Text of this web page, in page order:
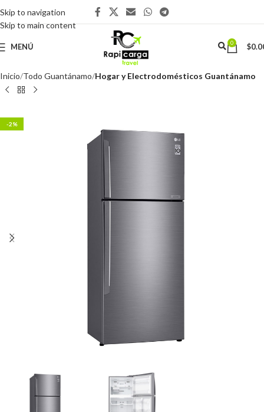
Skip to navigation
Skip to main content
MENÚ 0 $
Inicio Todo Guantánamo Hogar y Electrodomésticos Guantánamo
-2%